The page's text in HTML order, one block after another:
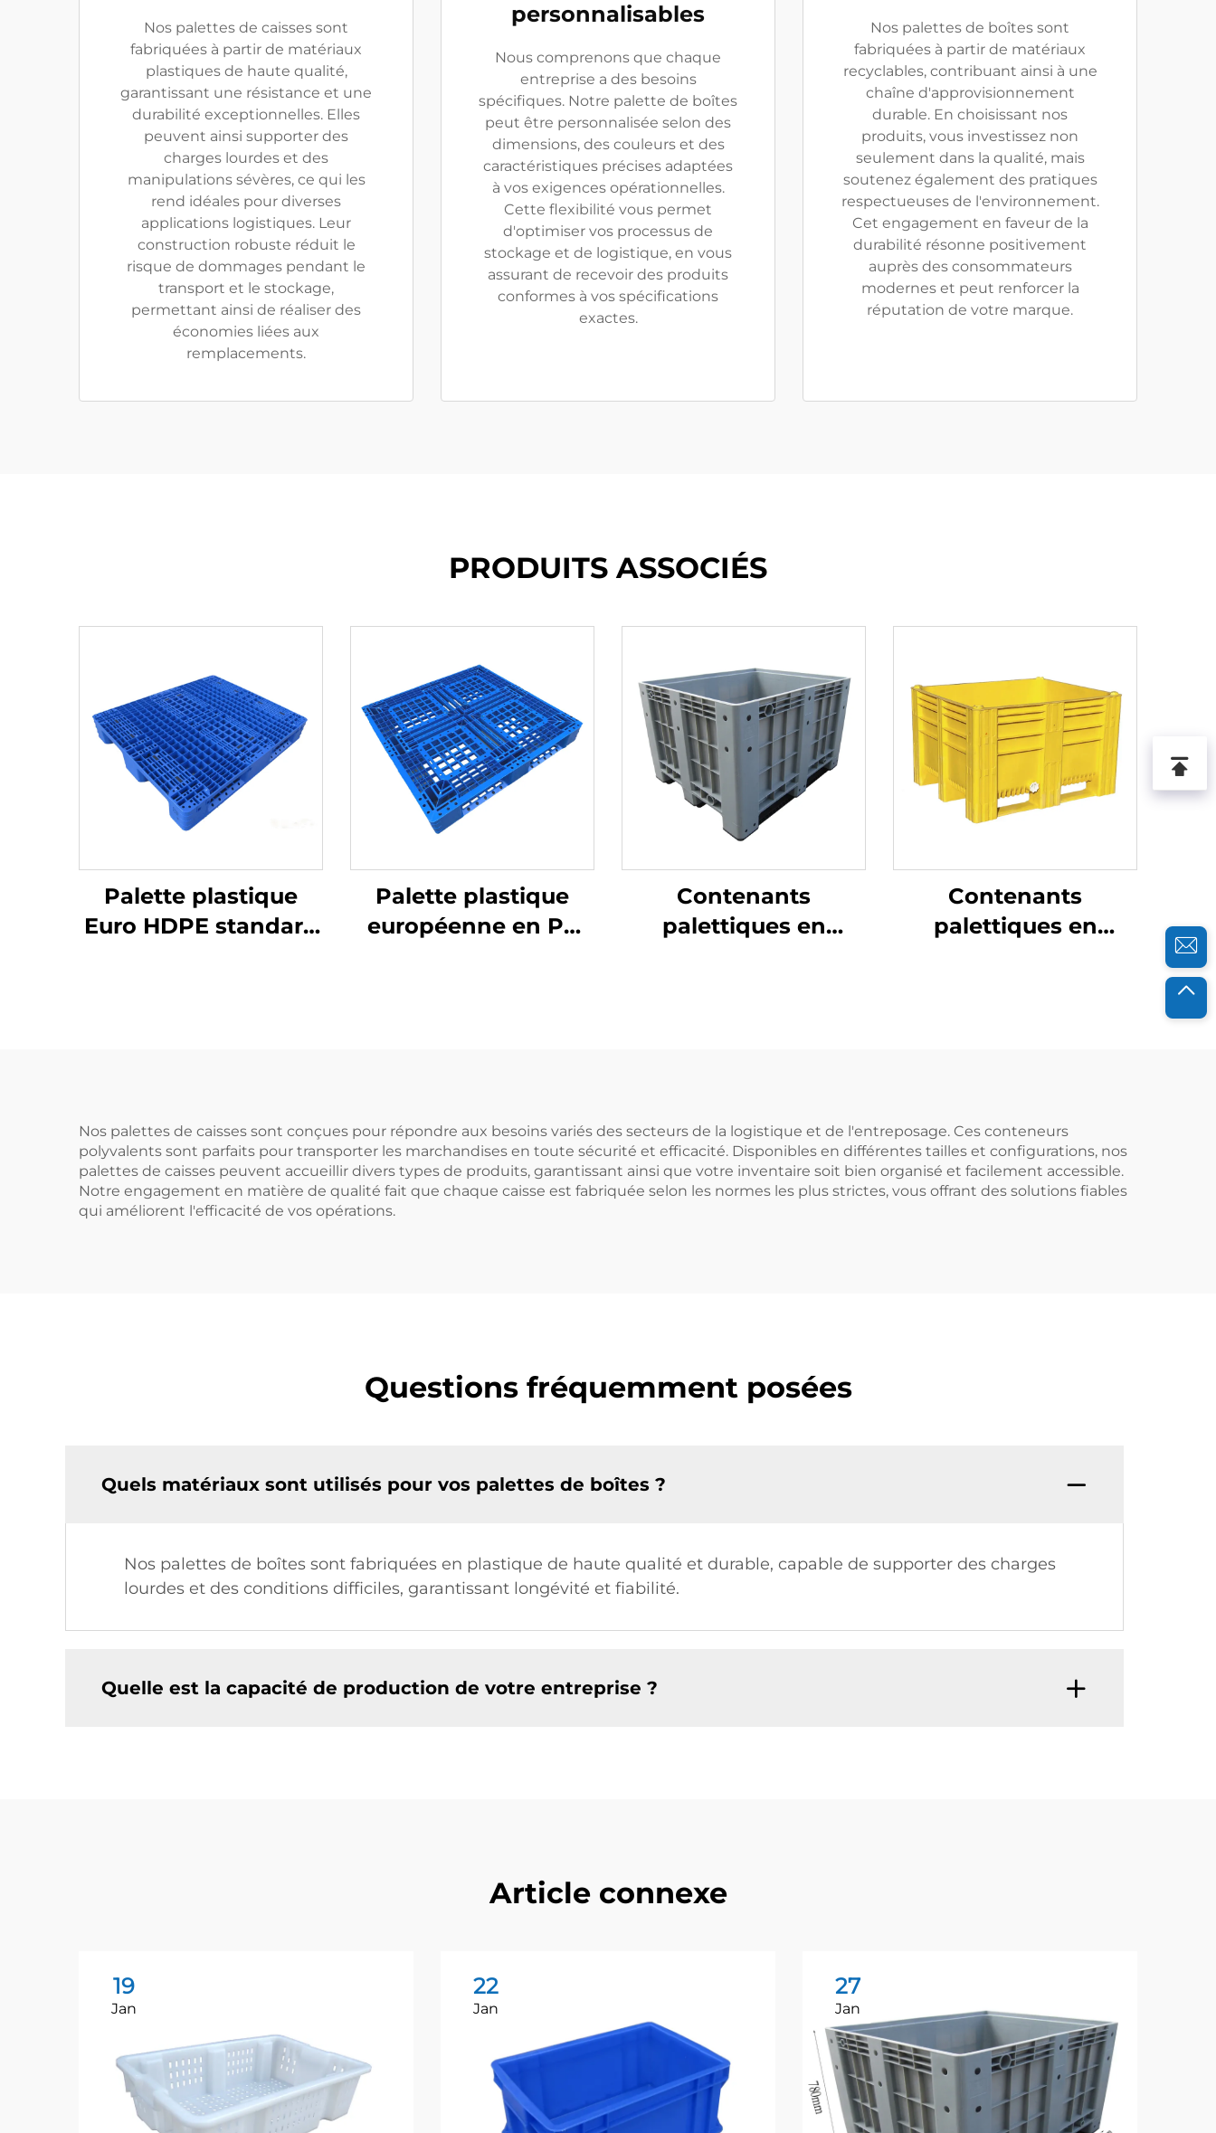
Nos palettes de caisses sont
fabriquées à partir de matériaux
plastiques de haute qualité,
garantissant une résistance et une
durabilité exceptionnelles. Elles
peuvent ainsi supporter des
charges lourdes et des
manipulations sévères, ce qui les
rend idéales pour diverses
applications logistiques. Leur
construction robuste réduit le
risque de dommages pendant le
transport et le stockage,
permettant ainsi de réaliser des
économies liées aux
remplacements.
personnalisables
Nous comprenons que chaque
entreprise a des besoins
spécifiques. Notre palette de boîtes
peut être personnalisée selon des
dimensions, des couleurs et des
caractéristiques précises adaptées
à vos exigences opérationnelles.
Cette flexibilité vous permet
d'optimiser vos processus de
stockage et de logistique, en vous
assurant de recevoir des produits
conformes à vos spécifications
exactes.
Nos palettes de boîtes sont
fabriquées à partir de matériaux
recyclables, contribuant ainsi à une
chaîne d'approvisionnement
durable. En choisissant nos
produits, vous investissez non
seulement dans la qualité, mais
soutenez également des pratiques
respectueuses de l'environnement.
Cet engagement en faveur de la
durabilité résonne positivement
auprès des consommateurs
modernes et peut renforcer la
réputation de votre marque.
PRODUITS ASSOCIÉS
Palette plastique
Euro HDPE standard
Palette plastique
européenne en PE
Contenants
palettiques en
Contenants
palettiques en
Nos palettes de caisses sont conçues pour répondre aux besoins variés des secteurs de la logistique et de l'entreposage. Ces conteneurs
polyvalents sont parfaits pour transporter les marchandises en toute sécurité et efficacité. Disponibles en différentes tailles et configurations, nos
palettes de caisses peuvent accueillir divers types de produits, garantissant ainsi que votre inventaire soit bien organisé et facilement accessible.
Notre engagement en matière de qualité fait que chaque caisse est fabriquée selon les normes les plus strictes, vous offrant des solutions fiables
qui améliorent l'efficacité de vos opérations.
Questions fréquemment posées
Quels matériaux sont utilisés pour vos palettes de boîtes ?
Nos palettes de boîtes sont fabriquées en plastique de haute qualité et durable, capable de supporter des charges
lourdes et des conditions difficiles, garantissant longévité et fiabilité.
Quelle est la capacité de production de votre entreprise ?
Article connexe
19
Jan
22
Jan
27
Jan